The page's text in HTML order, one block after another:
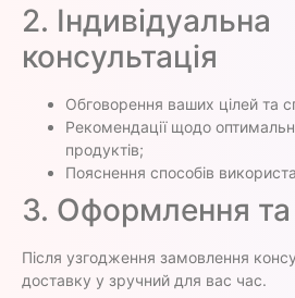
2. Індивідуальна
консультація
Обговорення ваших цілей та
Рекомендації щодо
продуктів;
Пояснення способів
3. Оформлення
Після узгодження замовлення
доставку у зручний для вас час.